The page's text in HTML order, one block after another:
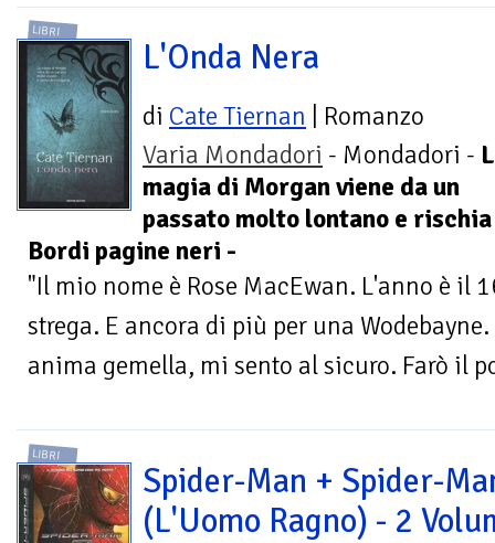
LIBRI
L'Onda Nera
di Cate Tiernan | Romanzo
Varia Mondadori - Mondadori -
magia di Morgan viene da un
passato molto lontano e
Bordi pagine neri -
"Il mio nome è Rose MacEwan. L'anno è il
strega. E ancora di più per una
anima gemella, mi sento al sicuro. Farò il
LIBRI
Spider-Man + Spider-
(L'Uomo Ragno) - 2